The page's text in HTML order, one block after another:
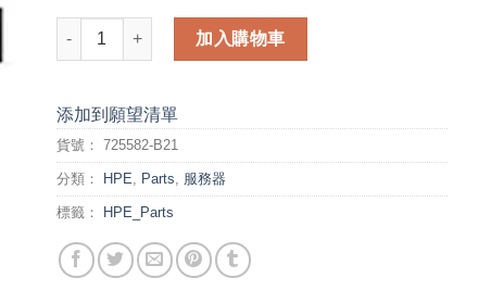
HP DL180 Gen9 ODD Enablement Kit (725582-B21) 數量
加入購物車
添加到願望清單
貨號： 725582-B21
分類： HPE Parts 服務器
標籤： HPE_Parts